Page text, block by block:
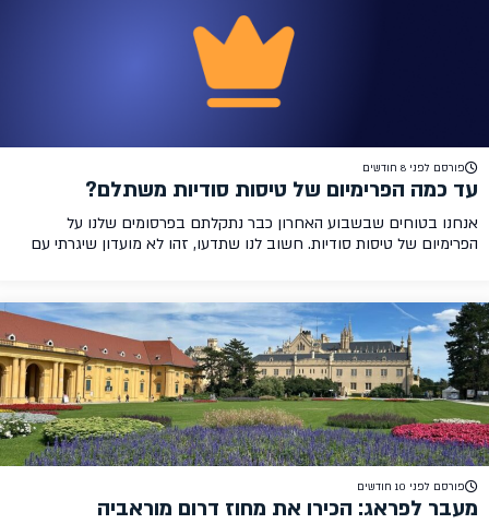
פורסם לפני 8 חודשים
עד כמה הפרימיום של טיסות סודיות משתלם?
אנחנו בטוחים שבשבוע האחרון כבר נתקלתם בפרסומים שלנו על
הפרימיום של טיסות סודיות. חשוב לנו שתדעו, זהו לא מועדון שיגרתי עם
אף הזדמנות. מועדון שנוצר על ידי צוות של אנשים עם אובססיה אמיתית […]
פורסם לפני 10 חודשים
מעבר לפראג: הכירו את מחוז דרום מוראביה